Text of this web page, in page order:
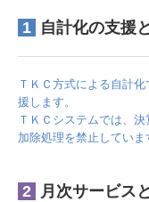
1 自計化の支援
ＴＫＣ方式による自計
援します。
ＴＫＣシステムでは、
加除処理を禁止していま
2 月次サービス